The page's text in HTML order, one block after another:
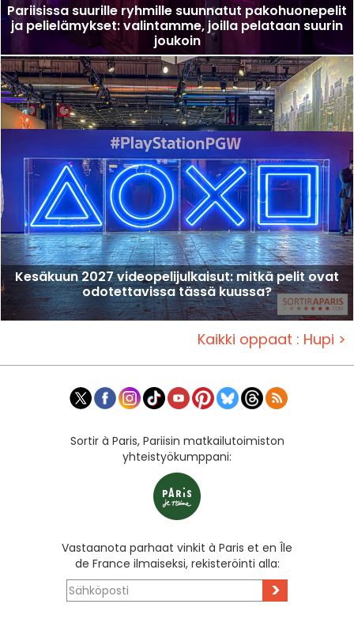
Pariisissa suurille ryhmille suunnatut pakohuonepelit
ja pelielämykset: valintamme, joilla pelataan suurin
joukoin
Kesäkuun 2027 videopelijulkaisut: mitkä pelit ovat
odotettavissa tässä kuussa?
Kaikki oppaat : Hupi >
Sortir à Paris, Pariisin matkailutoimiston
yhteistyökumppani:
Vastaanota parhaat vinkit à Paris et en Île
de France ilmaiseksi, rekisteröinti alla:
>